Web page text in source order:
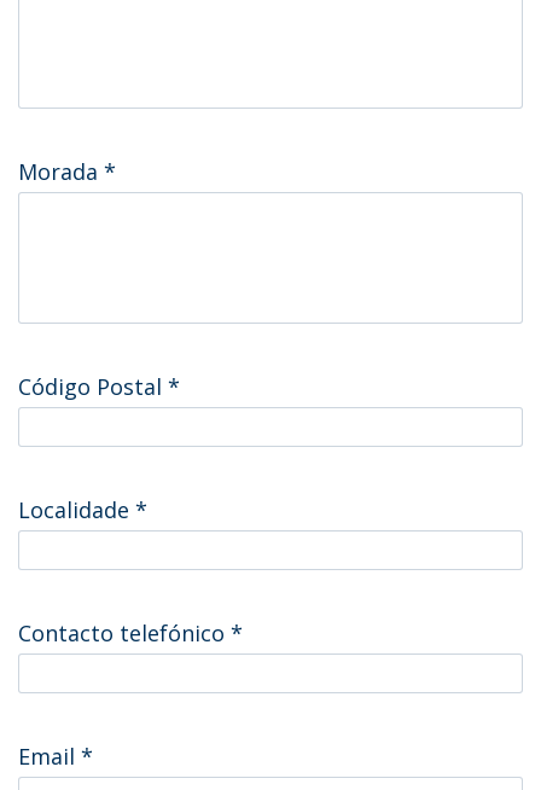
Morada *
Código Postal *
Localidade *
Contacto telefónico *
Email *